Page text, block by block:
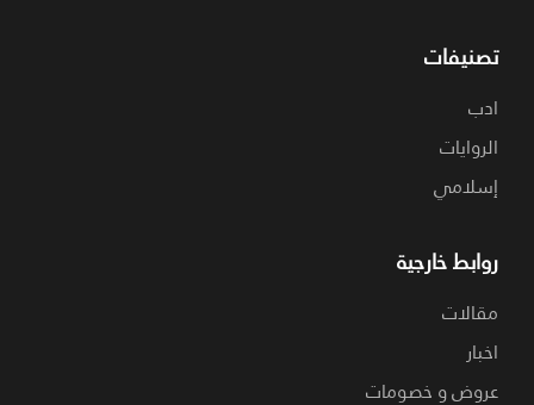
تصنيفات
ادب
الروايات
إسلامي
روابط خارجية
مقالات
اخبار
عروض و خصومات